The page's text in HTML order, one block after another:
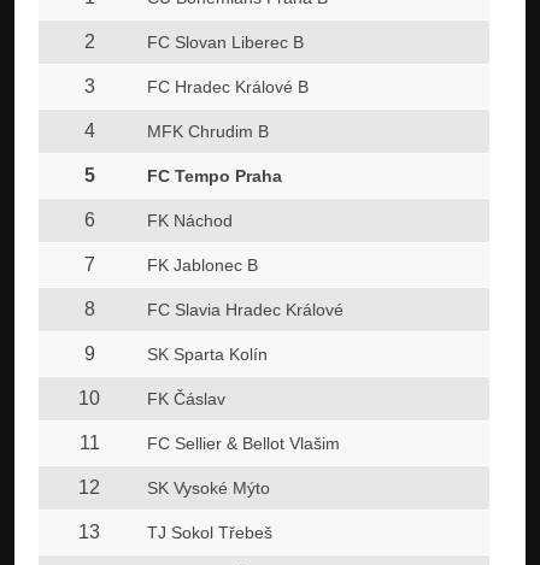
2 FC Slovan Liberec B
3 FC Hradec Králové B
4 MFK Chrudim B
5 FC Tempo Praha
6 FK Náchod
7 FK Jablonec B
8 FC Slavia Hradec Králové
9 SK Sparta Kolín
10 FK Čáslav
11 FC Sellier & Bellot Vlašim
12 SK Vysoké Mýto
13 TJ Sokol Třebeš